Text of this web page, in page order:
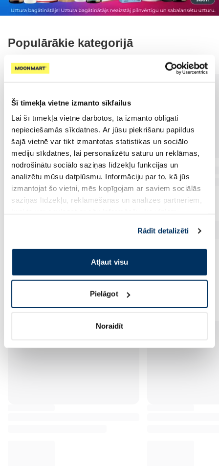
Šī tīmekļa vietne izmanto sīkfailus
Lai šī tīmekļa vietne darbotos, tā izmanto obligāti
nepieciešamās sīkdatnes. Ar jūsu piekrišanu papildus
šajā vietnē var tikt izmantotas statistikas un sociālo
mediju sīkdatnes, lai personalizētu saturu un reklāmas,
nodrošinātu sociālo saziņas līdzekļu funkcijas un
analizētu mūsu datplūsmu. Informāciju par to, kā jūs
izmantojat šo vietni, mēs kopīgojam ar saviem sociālās
saziņas līdzekļu, reklamēšanas un analīzes partneriem,
pakalpojumus. Ja piekrītat šo papildu sīkdatņu
izmantošanai, lūdzu, atzīmējiet savu izvēli:
Rādīt detalizēti
Atļaut visu
Pielāgot
Noraidīt
Populārākie kategorijā
Vēl no šī zīmola